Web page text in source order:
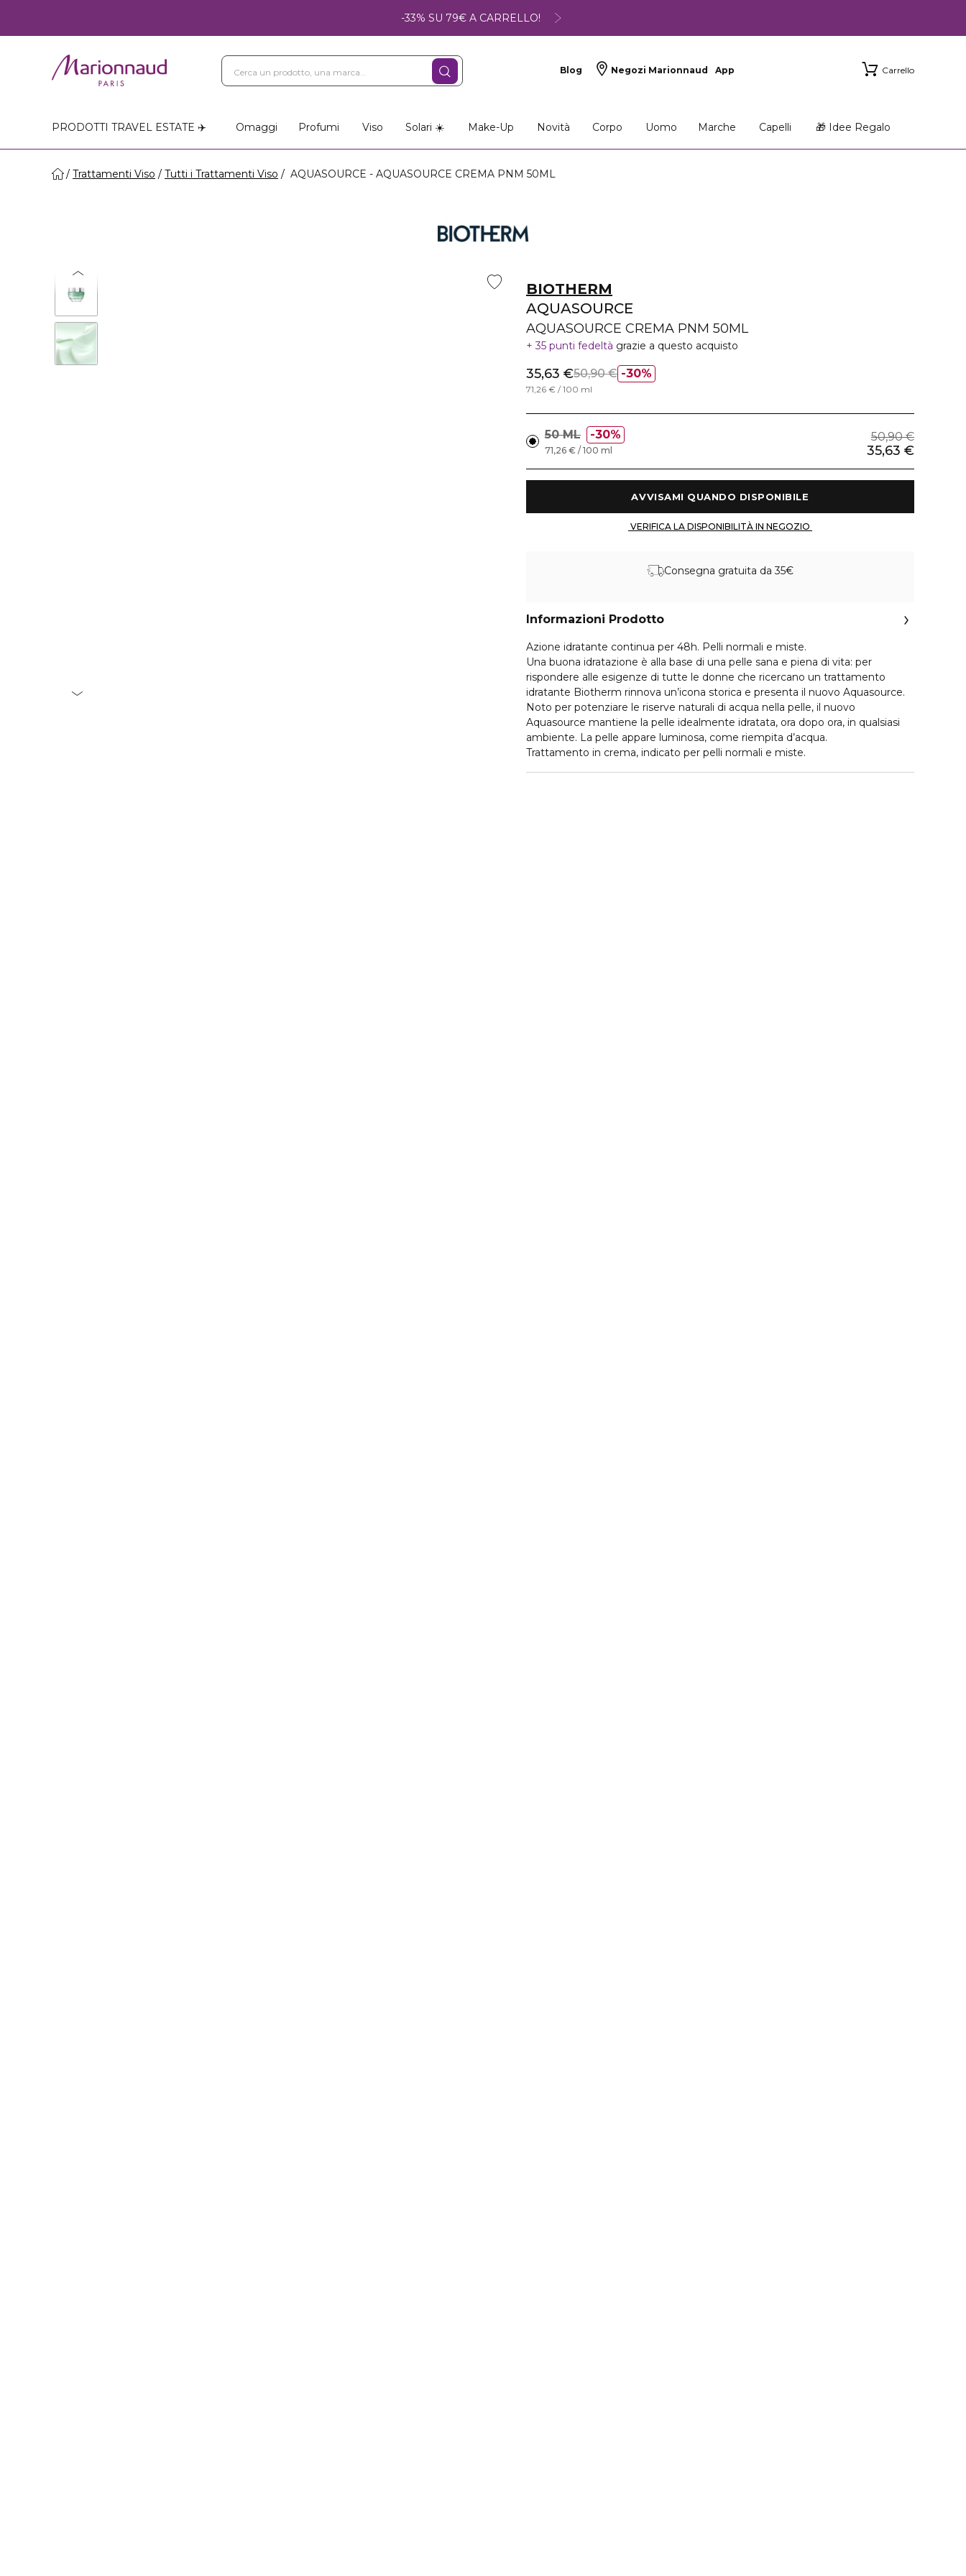
-33% SU 79€ A CARRELLO!
Blog Negozi Marionnaud App Carrello
PRODOTTI TRAVEL ESTATE ✈️ Omaggi Profumi Viso Solari ☀️ Make-Up Novità Corpo Uomo Marche Capelli 🎁 Idee Regalo
Trattamenti Viso Tutti i Trattamenti Viso AQUASOURCE - AQUASOURCE CREMA PNM 50ML
BIOTHERM
AQUASOURCE
AQUASOURCE CREMA PNM 50ML
35 punti fedeltà grazie a questo acquisto
30%
35,63 €50,90 €
71,26 € / 100 ml
50 ML 30% 50,90 €
35,63 €
71,26 € / 100 ml
Consegna gratuita da 35€
Informazioni Prodotto
Azione idratante continua per 48h. Pelli normali e miste.
Una buona idratazione è alla base di una pelle sana e piena di vita: per
rispondere alle esigenze di tutte le donne che ricercano un trattamento
idratante Biotherm rinnova un’icona storica e presenta il nuovo Aquasource.
Noto per potenziare le riserve naturali di acqua nella pelle, il nuovo
Aquasource mantiene la pelle idealmente idratata, ora dopo ora, in qualsiasi
ambiente. La pelle appare luminosa, come riempita d’acqua.
Trattamento in crema, indicato per pelli normali e miste.